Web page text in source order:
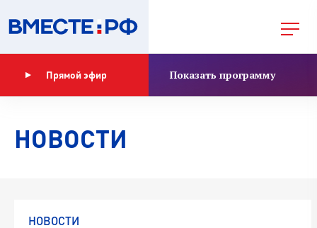
Прямой эфир Показать программу
НОВОСТИ
НОВОСТИ